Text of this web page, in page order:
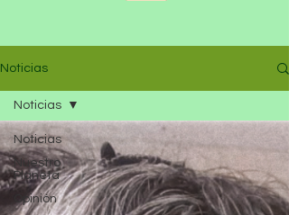
Noticias
Noticias
Nuestro
Planeta
Opinión
Noticias